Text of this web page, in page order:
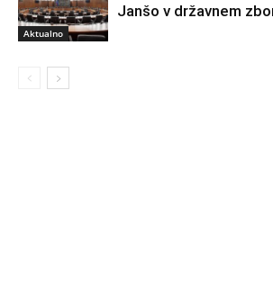
Aktualno
Janšo v državnem